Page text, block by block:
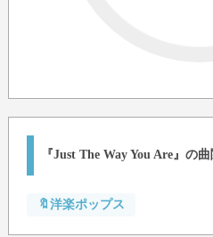
『Just The Way You Are』の
🔖洋楽ポップス